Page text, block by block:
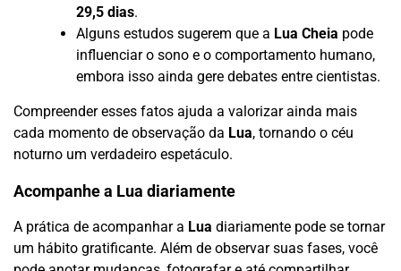
29,5 dias.
Alguns estudos sugerem que a Lua Cheia pode
influenciar o sono e o comportamento humano,
embora isso ainda gere debates entre cientistas.
Compreender esses fatos ajuda a valorizar ainda mais
cada momento de observação da Lua, tornando o céu
noturno um verdadeiro espetáculo.
Acompanhe a Lua diariamente
A prática de acompanhar a Lua diariamente pode se tornar
um hábito gratificante. Além de observar suas fases, você